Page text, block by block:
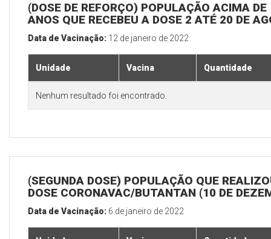
(DOSE DE REFORÇO) POPULAÇÃO ACIMA DE
ANOS QUE RECEBEU A DOSE 2 ATÉ 20 DE
Data de Vacinação: 12 de janeiro de 2022
Unidade Vacina Quantidade
Nenhum resultado foi encontrado.
(SEGUNDA DOSE) POPULAÇÃO QUE
DOSE CORONAVAC/BUTANTAN (10 DE
Data de Vacinação: 6 de janeiro de 2022